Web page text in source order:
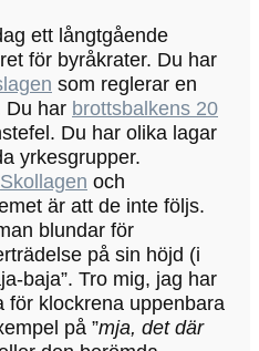
ett långtgående
för byråkrater. Du har
som reglerar en
Du har brottsbalkens 20
Du har olika lagar
yrkesgrupper.
Skollagen och
är att de inte följs.
blundar för
på sin höjd (i
baja”. Tro mig, jag har
för klockrena uppenbara
på ”mja, det där